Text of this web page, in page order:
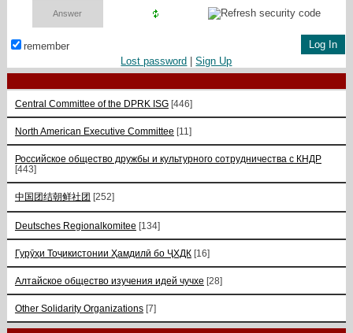
remember
Lost password |Sign Up
Central Committee of the DPRK ISG [446]
North American Executive Committee [11]
Российское общество дружбы и культурного сотрудничества с КНДР
[443]
中国团结朝鲜社团 [252]
Deutsches Regionalkomitee [134]
Гурӯҳи Тоҷикистонии Ҳамдилӣ бо ҶХДК [16]
Алтайское общество изучения идей чучхе [28]
Other Solidarity Organizations [7]